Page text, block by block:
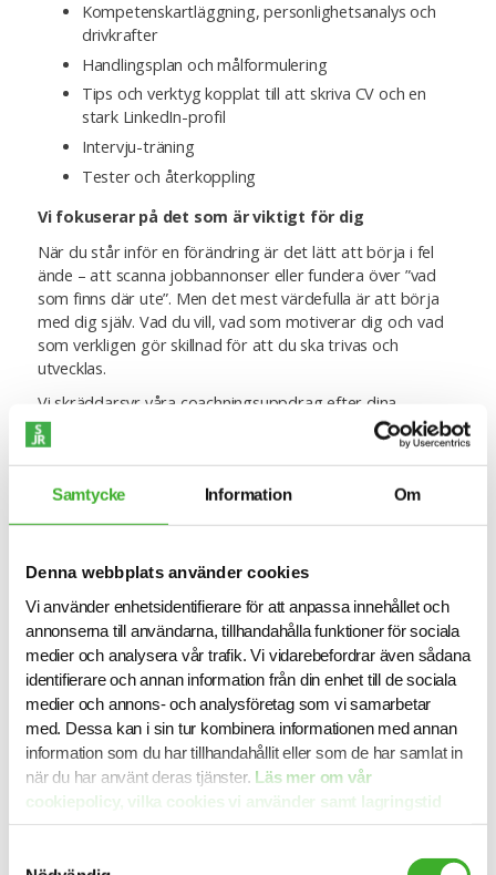
Samtycke Information Om
Denna webbplats använder cookies
Vi använder enhetsidentifierare för att anpassa innehållet och
annonserna till användarna, tillhandahålla funktioner för sociala
medier och analysera vår trafik. Vi vidarebefordrar även sådana
identifierare och annan information från din enhet till de sociala
medier och annons- och analysföretag som vi samarbetar
med. Dessa kan i sin tur kombinera informationen med annan
information som du har tillhandahållit eller som de har samlat in
när du har använt deras tjänster. Läs mer om vår
cookiepolicy, vilka cookies vi använder samt lagringstid
här.
Kompetenskartläggning, personlighetsanalys och
drivkrafter
Handlingsplan och målformulering
Tips och verktyg kopplat till att skriva CV och en
stark LinkedIn-profil
Intervju-träning
Tester och återkoppling
Vi fokuserar på det som är viktigt för dig
När du står inför en förändring är det lätt att börja i fel
ände – att scanna jobbannonser eller fundera över ”vad
som finns där ute”. Men det mest värdefulla är att börja
med dig själv. Vad du vill, vad som motiverar dig och vad
som verkligen gör skillnad för att du ska trivas och
utvecklas.
Vi skräddarsyr våra coachningsuppdrag efter dina
förutsättningar och önskemål. Utformningen sker i
samråd mellan dig och din coach utifrån ramarna som
företaget har satt (t.ex. antal möjliga träffar, tidsperiod
osv).
Under coachingen identifieras dina styrkor och möjligheter
hinder samt utformar och arbetar utifrån en
handlingsplan. Vi fokuserar genom mental träning på
möjligheter för att du ska nå de förändringar du önskar.
Vi står vid din sida hela vägen. Vårt mål är att du ska
känna dig rustad, trygg och redo för nästa steg.
Våra handledare